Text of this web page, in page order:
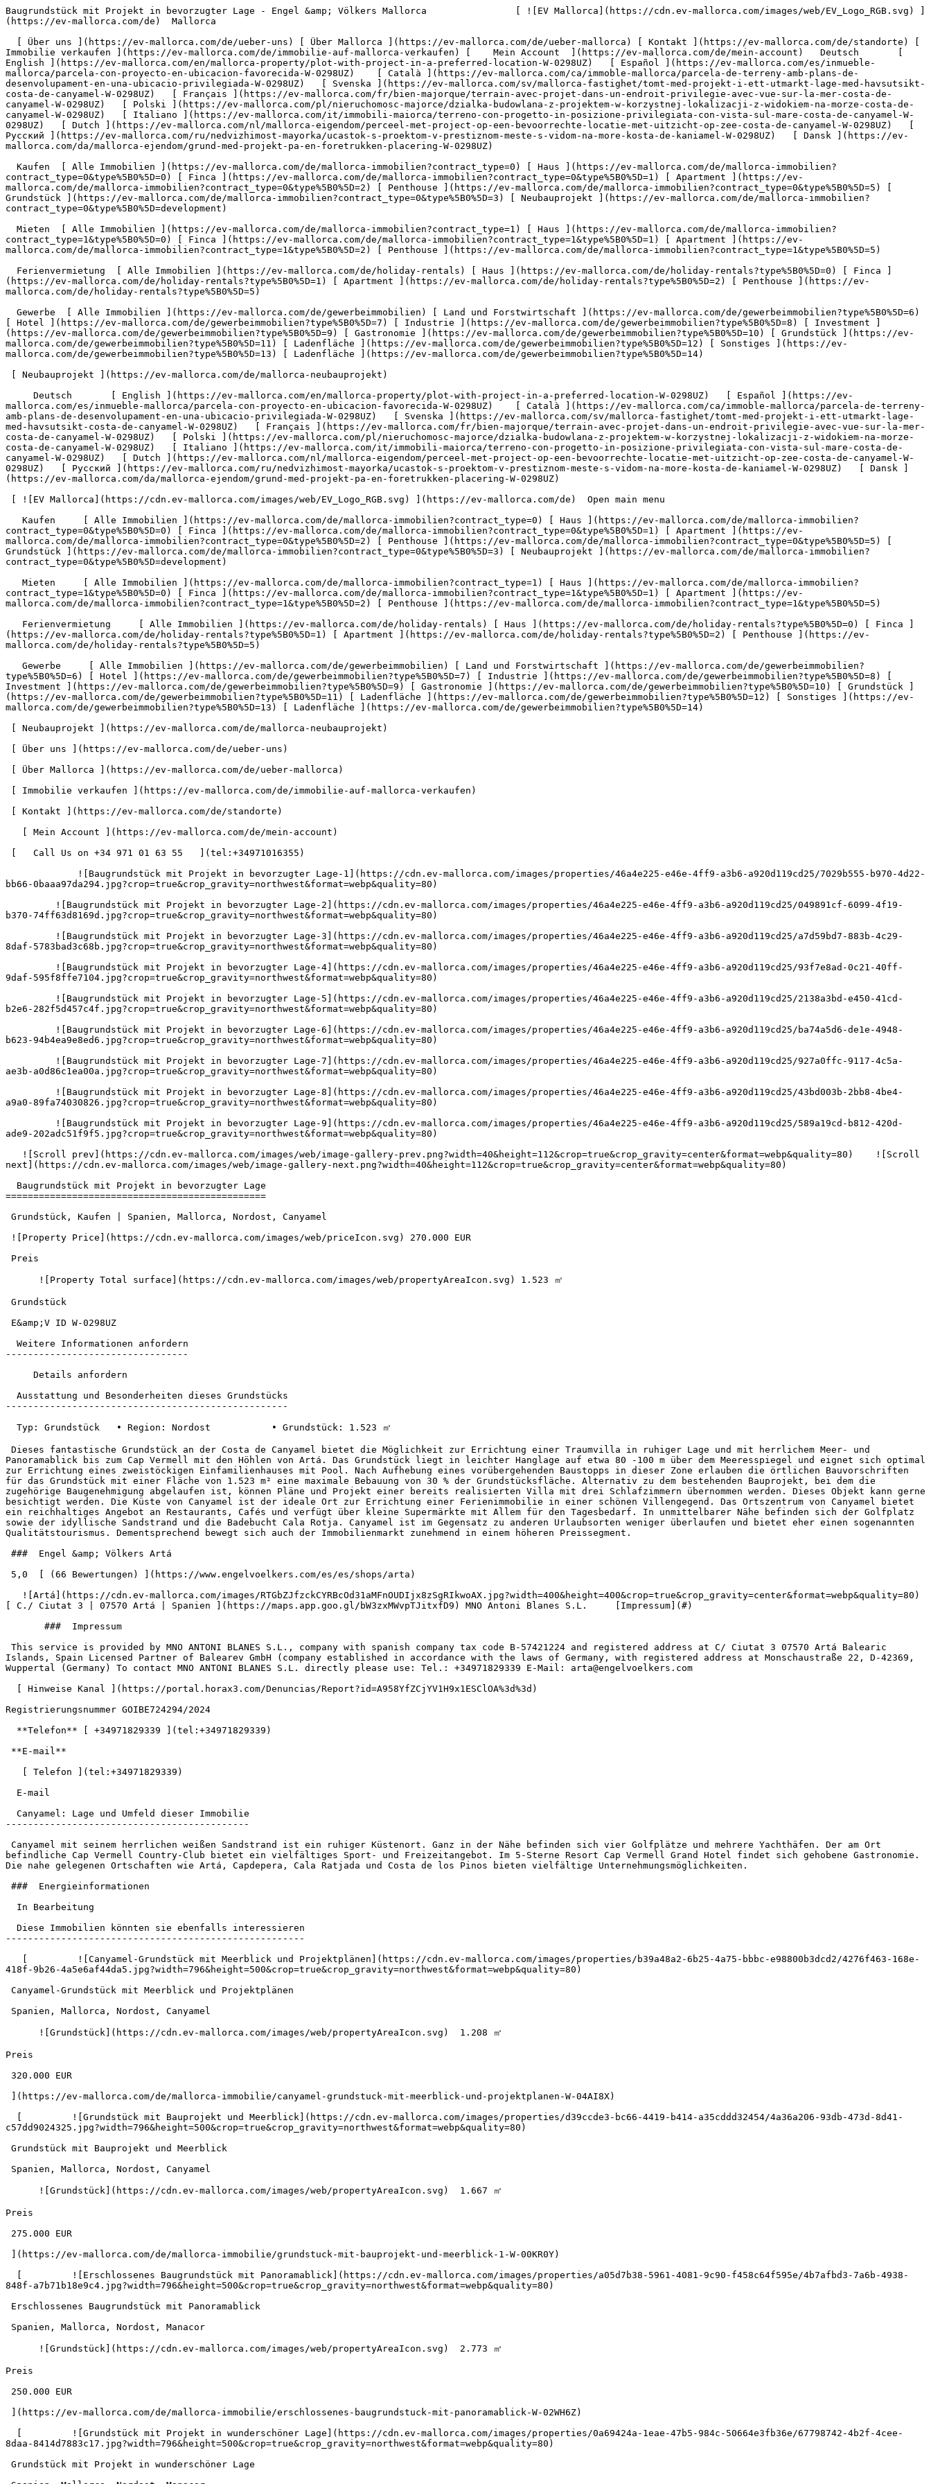
Baugrundstück mit Projekt in bevorzugter Lage - Engel &amp; Völkers Mallorca                [ ![EV Mallorca](https://cdn.ev-mallorca.com/images/web/EV_Logo_RGB.svg) ](https://ev-mallorca.com/de)  Mallorca  

  [ Über uns ](https://ev-mallorca.com/de/ueber-uns) [ Über Mallorca ](https://ev-mallorca.com/de/ueber-mallorca) [ Kontakt ](https://ev-mallorca.com/de/standorte) [ Immobilie verkaufen ](https://ev-mallorca.com/de/immobilie-auf-mallorca-verkaufen) [    Mein Account  ](https://ev-mallorca.com/de/mein-account)   Deutsch       [ English ](https://ev-mallorca.com/en/mallorca-property/plot-with-project-in-a-preferred-location-W-0298UZ)   [ Español ](https://ev-mallorca.com/es/inmueble-mallorca/parcela-con-proyecto-en-ubicacion-favorecida-W-0298UZ)    [ Català ](https://ev-mallorca.com/ca/immoble-mallorca/parcela-de-terreny-amb-plans-de-desenvolupament-en-una-ubicacio-privilegiada-W-0298UZ)   [ Svenska ](https://ev-mallorca.com/sv/mallorca-fastighet/tomt-med-projekt-i-ett-utmarkt-lage-med-havsutsikt-costa-de-canyamel-W-0298UZ)   [ Français ](https://ev-mallorca.com/fr/bien-majorque/terrain-avec-projet-dans-un-endroit-privilegie-avec-vue-sur-la-mer-costa-de-canyamel-W-0298UZ)   [ Polski ](https://ev-mallorca.com/pl/nieruchomosc-majorce/dzialka-budowlana-z-projektem-w-korzystnej-lokalizacji-z-widokiem-na-morze-costa-de-canyamel-W-0298UZ)   [ Italiano ](https://ev-mallorca.com/it/immobili-maiorca/terreno-con-progetto-in-posizione-privilegiata-con-vista-sul-mare-costa-de-canyamel-W-0298UZ)   [ Dutch ](https://ev-mallorca.com/nl/mallorca-eigendom/perceel-met-project-op-een-bevoorrechte-locatie-met-uitzicht-op-zee-costa-de-canyamel-W-0298UZ)   [ Русский ](https://ev-mallorca.com/ru/nedvizhimost-mayorka/ucastok-s-proektom-v-prestiznom-meste-s-vidom-na-more-kosta-de-kaniamel-W-0298UZ)   [ Dansk ](https://ev-mallorca.com/da/mallorca-ejendom/grund-med-projekt-pa-en-foretrukken-placering-W-0298UZ)   

  Kaufen  [ Alle Immobilien ](https://ev-mallorca.com/de/mallorca-immobilien?contract_type=0) [ Haus ](https://ev-mallorca.com/de/mallorca-immobilien?contract_type=0&type%5B0%5D=0) [ Finca ](https://ev-mallorca.com/de/mallorca-immobilien?contract_type=0&type%5B0%5D=1) [ Apartment ](https://ev-mallorca.com/de/mallorca-immobilien?contract_type=0&type%5B0%5D=2) [ Penthouse ](https://ev-mallorca.com/de/mallorca-immobilien?contract_type=0&type%5B0%5D=5) [ Grundstück ](https://ev-mallorca.com/de/mallorca-immobilien?contract_type=0&type%5B0%5D=3) [ Neubauprojekt ](https://ev-mallorca.com/de/mallorca-immobilien?contract_type=0&type%5B0%5D=development) 

  Mieten  [ Alle Immobilien ](https://ev-mallorca.com/de/mallorca-immobilien?contract_type=1) [ Haus ](https://ev-mallorca.com/de/mallorca-immobilien?contract_type=1&type%5B0%5D=0) [ Finca ](https://ev-mallorca.com/de/mallorca-immobilien?contract_type=1&type%5B0%5D=1) [ Apartment ](https://ev-mallorca.com/de/mallorca-immobilien?contract_type=1&type%5B0%5D=2) [ Penthouse ](https://ev-mallorca.com/de/mallorca-immobilien?contract_type=1&type%5B0%5D=5) 

  Ferienvermietung  [ Alle Immobilien ](https://ev-mallorca.com/de/holiday-rentals) [ Haus ](https://ev-mallorca.com/de/holiday-rentals?type%5B0%5D=0) [ Finca ](https://ev-mallorca.com/de/holiday-rentals?type%5B0%5D=1) [ Apartment ](https://ev-mallorca.com/de/holiday-rentals?type%5B0%5D=2) [ Penthouse ](https://ev-mallorca.com/de/holiday-rentals?type%5B0%5D=5) 

  Gewerbe  [ Alle Immobilien ](https://ev-mallorca.com/de/gewerbeimmobilien) [ Land und Forstwirtschaft ](https://ev-mallorca.com/de/gewerbeimmobilien?type%5B0%5D=6) [ Hotel ](https://ev-mallorca.com/de/gewerbeimmobilien?type%5B0%5D=7) [ Industrie ](https://ev-mallorca.com/de/gewerbeimmobilien?type%5B0%5D=8) [ Investment ](https://ev-mallorca.com/de/gewerbeimmobilien?type%5B0%5D=9) [ Gastronomie ](https://ev-mallorca.com/de/gewerbeimmobilien?type%5B0%5D=10) [ Grundstück ](https://ev-mallorca.com/de/gewerbeimmobilien?type%5B0%5D=11) [ Ladenfläche ](https://ev-mallorca.com/de/gewerbeimmobilien?type%5B0%5D=12) [ Sonstiges ](https://ev-mallorca.com/de/gewerbeimmobilien?type%5B0%5D=13) [ Ladenfläche ](https://ev-mallorca.com/de/gewerbeimmobilien?type%5B0%5D=14) 

 [ Neubauprojekt ](https://ev-mallorca.com/de/mallorca-neubauprojekt) 

     Deutsch       [ English ](https://ev-mallorca.com/en/mallorca-property/plot-with-project-in-a-preferred-location-W-0298UZ)   [ Español ](https://ev-mallorca.com/es/inmueble-mallorca/parcela-con-proyecto-en-ubicacion-favorecida-W-0298UZ)    [ Català ](https://ev-mallorca.com/ca/immoble-mallorca/parcela-de-terreny-amb-plans-de-desenvolupament-en-una-ubicacio-privilegiada-W-0298UZ)   [ Svenska ](https://ev-mallorca.com/sv/mallorca-fastighet/tomt-med-projekt-i-ett-utmarkt-lage-med-havsutsikt-costa-de-canyamel-W-0298UZ)   [ Français ](https://ev-mallorca.com/fr/bien-majorque/terrain-avec-projet-dans-un-endroit-privilegie-avec-vue-sur-la-mer-costa-de-canyamel-W-0298UZ)   [ Polski ](https://ev-mallorca.com/pl/nieruchomosc-majorce/dzialka-budowlana-z-projektem-w-korzystnej-lokalizacji-z-widokiem-na-morze-costa-de-canyamel-W-0298UZ)   [ Italiano ](https://ev-mallorca.com/it/immobili-maiorca/terreno-con-progetto-in-posizione-privilegiata-con-vista-sul-mare-costa-de-canyamel-W-0298UZ)   [ Dutch ](https://ev-mallorca.com/nl/mallorca-eigendom/perceel-met-project-op-een-bevoorrechte-locatie-met-uitzicht-op-zee-costa-de-canyamel-W-0298UZ)   [ Русский ](https://ev-mallorca.com/ru/nedvizhimost-mayorka/ucastok-s-proektom-v-prestiznom-meste-s-vidom-na-more-kosta-de-kaniamel-W-0298UZ)   [ Dansk ](https://ev-mallorca.com/da/mallorca-ejendom/grund-med-projekt-pa-en-foretrukken-placering-W-0298UZ)   

 [ ![EV Mallorca](https://cdn.ev-mallorca.com/images/web/EV_Logo_RGB.svg) ](https://ev-mallorca.com/de)  Open main menu    

   Kaufen     [ Alle Immobilien ](https://ev-mallorca.com/de/mallorca-immobilien?contract_type=0) [ Haus ](https://ev-mallorca.com/de/mallorca-immobilien?contract_type=0&type%5B0%5D=0) [ Finca ](https://ev-mallorca.com/de/mallorca-immobilien?contract_type=0&type%5B0%5D=1) [ Apartment ](https://ev-mallorca.com/de/mallorca-immobilien?contract_type=0&type%5B0%5D=2) [ Penthouse ](https://ev-mallorca.com/de/mallorca-immobilien?contract_type=0&type%5B0%5D=5) [ Grundstück ](https://ev-mallorca.com/de/mallorca-immobilien?contract_type=0&type%5B0%5D=3) [ Neubauprojekt ](https://ev-mallorca.com/de/mallorca-immobilien?contract_type=0&type%5B0%5D=development) 

   Mieten     [ Alle Immobilien ](https://ev-mallorca.com/de/mallorca-immobilien?contract_type=1) [ Haus ](https://ev-mallorca.com/de/mallorca-immobilien?contract_type=1&type%5B0%5D=0) [ Finca ](https://ev-mallorca.com/de/mallorca-immobilien?contract_type=1&type%5B0%5D=1) [ Apartment ](https://ev-mallorca.com/de/mallorca-immobilien?contract_type=1&type%5B0%5D=2) [ Penthouse ](https://ev-mallorca.com/de/mallorca-immobilien?contract_type=1&type%5B0%5D=5) 

   Ferienvermietung     [ Alle Immobilien ](https://ev-mallorca.com/de/holiday-rentals) [ Haus ](https://ev-mallorca.com/de/holiday-rentals?type%5B0%5D=0) [ Finca ](https://ev-mallorca.com/de/holiday-rentals?type%5B0%5D=1) [ Apartment ](https://ev-mallorca.com/de/holiday-rentals?type%5B0%5D=2) [ Penthouse ](https://ev-mallorca.com/de/holiday-rentals?type%5B0%5D=5) 

   Gewerbe     [ Alle Immobilien ](https://ev-mallorca.com/de/gewerbeimmobilien) [ Land und Forstwirtschaft ](https://ev-mallorca.com/de/gewerbeimmobilien?type%5B0%5D=6) [ Hotel ](https://ev-mallorca.com/de/gewerbeimmobilien?type%5B0%5D=7) [ Industrie ](https://ev-mallorca.com/de/gewerbeimmobilien?type%5B0%5D=8) [ Investment ](https://ev-mallorca.com/de/gewerbeimmobilien?type%5B0%5D=9) [ Gastronomie ](https://ev-mallorca.com/de/gewerbeimmobilien?type%5B0%5D=10) [ Grundstück ](https://ev-mallorca.com/de/gewerbeimmobilien?type%5B0%5D=11) [ Ladenfläche ](https://ev-mallorca.com/de/gewerbeimmobilien?type%5B0%5D=12) [ Sonstiges ](https://ev-mallorca.com/de/gewerbeimmobilien?type%5B0%5D=13) [ Ladenfläche ](https://ev-mallorca.com/de/gewerbeimmobilien?type%5B0%5D=14) 

 [ Neubauprojekt ](https://ev-mallorca.com/de/mallorca-neubauprojekt) 

 [ Über uns ](https://ev-mallorca.com/de/ueber-uns) 

 [ Über Mallorca ](https://ev-mallorca.com/de/ueber-mallorca) 

 [ Immobilie verkaufen ](https://ev-mallorca.com/de/immobilie-auf-mallorca-verkaufen) 

 [ Kontakt ](https://ev-mallorca.com/de/standorte) 

   [ Mein Account ](https://ev-mallorca.com/de/mein-account) 

 [   Call Us on +34 971 01 63 55   ](tel:+34971016355) 

             ![Baugrundstück mit Projekt in bevorzugter Lage-1](https://cdn.ev-mallorca.com/images/properties/46a4e225-e46e-4ff9-a3b6-a920d119cd25/7029b555-b970-4d22-bb66-0baaa97da294.jpg?crop=true&crop_gravity=northwest&format=webp&quality=80)  

         ![Baugrundstück mit Projekt in bevorzugter Lage-2](https://cdn.ev-mallorca.com/images/properties/46a4e225-e46e-4ff9-a3b6-a920d119cd25/049891cf-6099-4f19-b370-74ff63d8169d.jpg?crop=true&crop_gravity=northwest&format=webp&quality=80)  

         ![Baugrundstück mit Projekt in bevorzugter Lage-3](https://cdn.ev-mallorca.com/images/properties/46a4e225-e46e-4ff9-a3b6-a920d119cd25/a7d59bd7-883b-4c29-8daf-5783bad3c68b.jpg?crop=true&crop_gravity=northwest&format=webp&quality=80)  

         ![Baugrundstück mit Projekt in bevorzugter Lage-4](https://cdn.ev-mallorca.com/images/properties/46a4e225-e46e-4ff9-a3b6-a920d119cd25/93f7e8ad-0c21-40ff-9daf-595f8ffe7104.jpg?crop=true&crop_gravity=northwest&format=webp&quality=80)  

         ![Baugrundstück mit Projekt in bevorzugter Lage-5](https://cdn.ev-mallorca.com/images/properties/46a4e225-e46e-4ff9-a3b6-a920d119cd25/2138a3bd-e450-41cd-b2e6-282f5d457c4f.jpg?crop=true&crop_gravity=northwest&format=webp&quality=80)  

         ![Baugrundstück mit Projekt in bevorzugter Lage-6](https://cdn.ev-mallorca.com/images/properties/46a4e225-e46e-4ff9-a3b6-a920d119cd25/ba74a5d6-de1e-4948-b623-94b4ea9e8ed6.jpg?crop=true&crop_gravity=northwest&format=webp&quality=80)  

         ![Baugrundstück mit Projekt in bevorzugter